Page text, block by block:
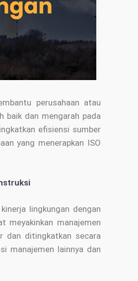
perusahaan atau
baik dan mengarah pada
efisiensi sumber
yang menerapkan ISO
lingkungan dengan
meyakinkan manajemen
dan ditingkatkan secara
manajemen lainnya dan